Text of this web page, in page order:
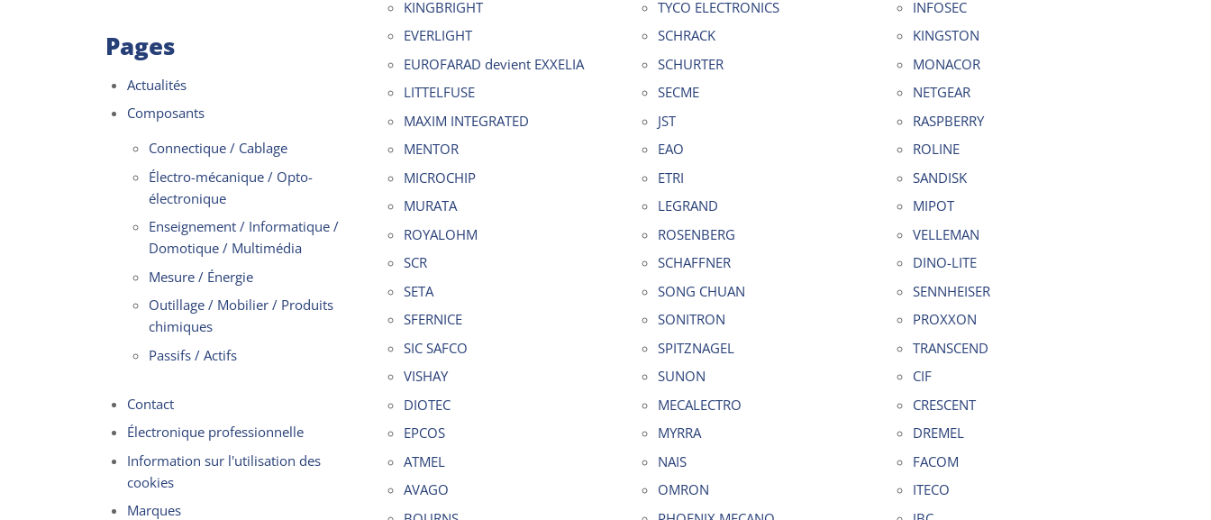
Pages
Actualités
Composants
Connectique / Cablage
Électro-mécanique / Opto-
électronique
Enseignement / Informatique /
Domotique / Multimédia
Mesure / Énergie
Outillage / Mobilier / Produits
chimiques
Passifs / Actifs
Contact
Électronique professionnelle
Information sur l'utilisation des
cookies
Marques
KINGBRIGHT
EVERLIGHT
EUROFARAD devient EXXELIA
LITTELFUSE
MAXIM INTEGRATED
MENTOR
MICROCHIP
MURATA
ROYALOHM
SCR
SETA
SFERNICE
SIC SAFCO
VISHAY
DIOTEC
EPCOS
ATMEL
AVAGO
TYCO ELECTRONICS
SCHRACK
SCHURTER
SECME
JST
EAO
ETRI
LEGRAND
ROSENBERG
SCHAFFNER
SONG CHUAN
SONITRON
SPITZNAGEL
SUNON
MECALECTRO
MYRRA
NAIS
OMRON
INFOSEC
KINGSTON
MONACOR
NETGEAR
RASPBERRY
ROLINE
SANDISK
MIPOT
VELLEMAN
DINO-LITE
SENNHEISER
PROXXON
TRANSCEND
CIF
CRESCENT
DREMEL
FACOM
ITECO